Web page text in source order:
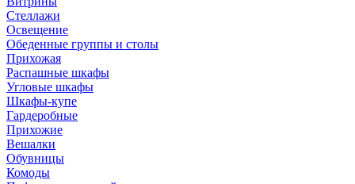
Стеллажи
Освещение
Обеденные группы и столы
Прихожая
Распашные шкафы
Угловые шкафы
Шкафы-купе
Гардеробные
Прихожие
Вешалки
Обувницы
Комоды